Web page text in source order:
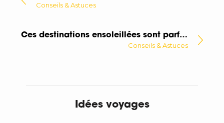
Conseils & Astuces
Ces destinations ensoleillées sont parfaites pour voyager à vélo !
Conseils & Astuces
Idées voyages